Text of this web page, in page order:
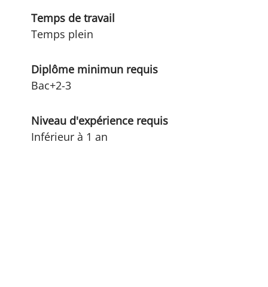
Temps de travail
Temps plein
Diplôme minimun requis
Bac+2-3
Niveau d'expérience requis
Inférieur à 1 an